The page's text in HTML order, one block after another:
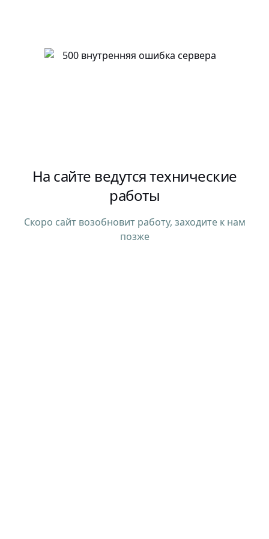
На сайте ведутся технические
работы
Скоро сайт возобновит работу, заходите к нам
позже